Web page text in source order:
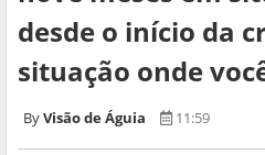
desde o início da
situação onde
Visão de Águia 11:59